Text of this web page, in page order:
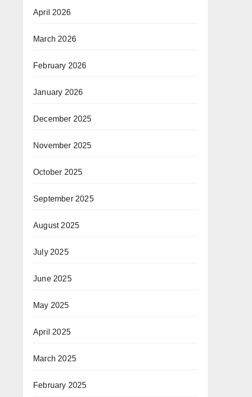
April 2026
March 2026
February 2026
January 2026
December 2025
November 2025
October 2025
September 2025
August 2025
July 2025
June 2025
May 2025
April 2025
March 2025
February 2025